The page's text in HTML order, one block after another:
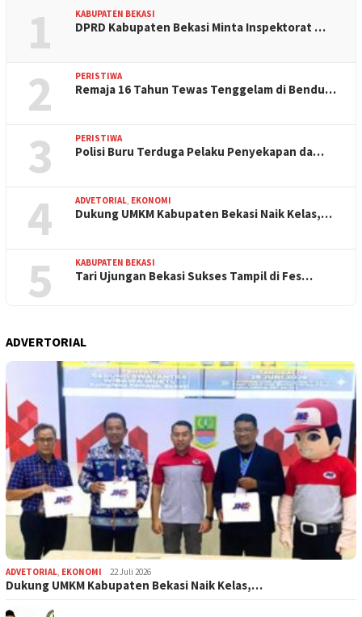
1 KABUPATEN BEKASI
DPRD Kabupaten Bekasi Minta Inspektorat …
2 PERISTIWA
Remaja 16 Tahun Tewas Tenggelam di Bendu…
3 PERISTIWA
Polisi Buru Terduga Pelaku Penyekapan da…
4 ADVETORIAL, EKONOMI
Dukung UMKM Kabupaten Bekasi Naik Kelas,…
5 KABUPATEN BEKASI
Tari Ujungan Bekasi Sukses Tampil di Fes…
ADVERTORIAL
ADVETORIAL, EKONOMI 22 Juli 2026
Dukung UMKM Kabupaten Bekasi Naik Kelas,…